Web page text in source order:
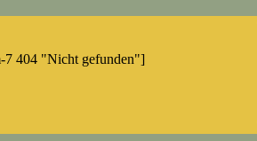
7 404 "Nicht gefunden"]